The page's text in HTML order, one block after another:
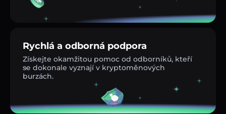
Rychlá a odborná podpora
Získejte okamžitou pomoc od odborníků, kteří
se dokonale vyznají v kryptoměnových
burzách.